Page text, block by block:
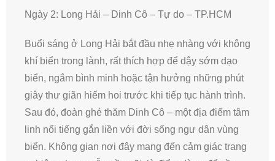
Ngày 2: Long Hải – Dinh Cô – Tự do – TP.HCM
Buổi sáng ở Long Hải bắt đầu nhẹ nhàng với không
khí biển trong lành, rất thích hợp để dậy sớm dạo
biển, ngắm bình minh hoặc tận hưởng những phút
giây thư giãn hiếm hoi trước khi tiếp tục hành trình.
Sau đó, đoàn ghé thăm Dinh Cô – một địa điểm tâm
linh nổi tiếng gắn liền với đời sống ngư dân vùng
biển. Không gian nơi đây mang đến cảm giác trang